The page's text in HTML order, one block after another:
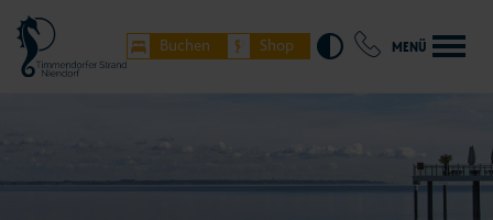
Buchen Shop MENÜ